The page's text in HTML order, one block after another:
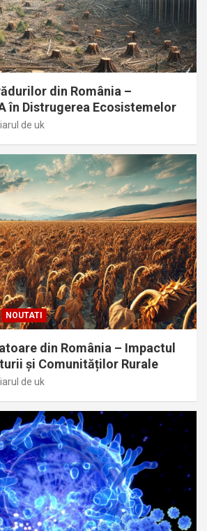
din România –
în Distrugerea Ecosistemelor
de uk
NOUTATI
din România – Impactul
și Comunităților Rurale
de uk